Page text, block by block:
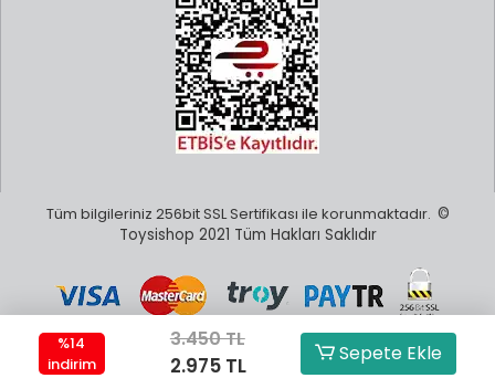
%14
indirim
3.450 TL
2.975 TL Sepete Ekle
Tüm bilgileriniz 256bit SSL Sertifikası ile korunmaktadır. ©
Toysishop 2021 Tüm Hakları Saklıdır